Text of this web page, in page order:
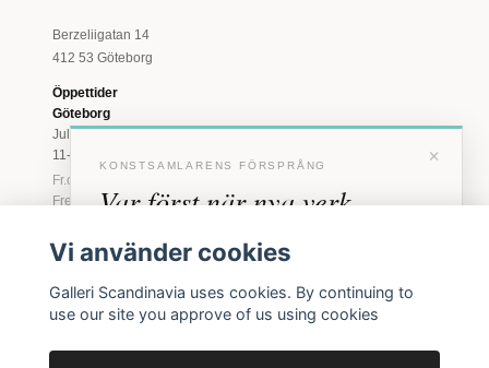
Berzeliigatan 14
412 53 Göteborg
Öppettider
Göteborg
Juli: Tis 11-18 · Lör
11-16
Fr.o.m. augusti: Tis-
Fre 11-18 · Lör 11-
Marstrand
2026
Tis-Fre 11-18 ·
×
KONSTSAMLARENS FÖRSPRÅNG
Var först när nya verk
anländer
inbjudningar till vernissage, innan vi annonserar
offentligt.
Vi använder cookies
Galleri Scandinavia uses cookies. By continuing to
use our site you approve of us using cookies